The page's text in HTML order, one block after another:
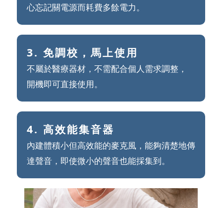
心忘記關電源而耗費多餘電力。
3. 免調校，馬上使用
不屬於醫療器材，不需配合個人需求調整，
開機即可直接使用。
4. 高效能集音器
內建體積小但高效能的麥克風，能夠清楚地傳
達聲音，即使微小的聲音也能採集到。